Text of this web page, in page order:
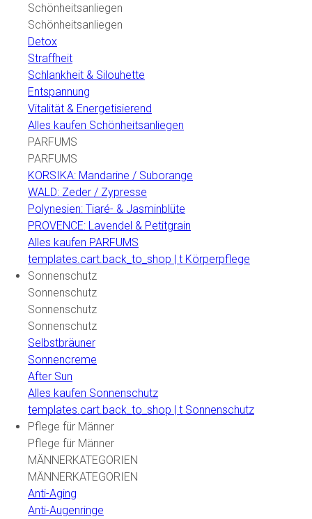
Schönheitsanliegen
Schönheitsanliegen
Detox
Straffheit
Schlankheit & Silouhette
Entspannung
Vitalität & Energetisierend
Alles kaufen Schönheitsanliegen
PARFUMS
PARFUMS
KORSIKA: Mandarine / Suborange
WALD: Zeder / Zypresse
Polynesien: Tiaré- & Jasminblüte
PROVENCE: Lavendel & Petitgrain
Alles kaufen PARFUMS
templates.cart.back_to_shop | t Körperpflege
Sonnenschutz
Sonnenschutz
Sonnenschutz
Sonnenschutz
Selbstbräuner
Sonnencreme
After Sun
Alles kaufen Sonnenschutz
templates.cart.back_to_shop | t Sonnenschutz
Pflege für Männer
Pflege für Männer
MÄNNERKATEGORIEN
MÄNNERKATEGORIEN
Anti-Aging
Anti-Augenringe